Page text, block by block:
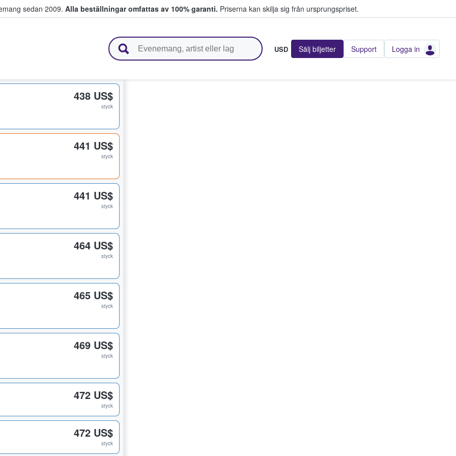
sedan 2009. Alla beställningar omfattas av 100% garanti. Priserna kan skilja sig från ursprungspriset.
USD Sälj biljetter Support Logga in
438 US$
styck
441 US$
styck
441 US$
styck
464 US$
styck
465 US$
styck
469 US$
styck
472 US$
styck
472 US$
styck